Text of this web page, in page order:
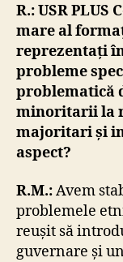
R.: USR
mare al
reprezentați
probleme
problematică
minoritarii la
majoritari și
aspect?
R.M.:Avem
problemele
reușit să
guvernare și